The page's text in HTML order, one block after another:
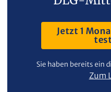
Jetzt 1
Sie haben bereits ein
Zum